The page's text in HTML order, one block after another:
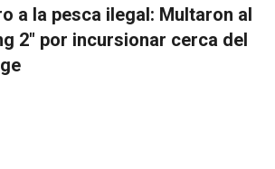
a la pesca ilegal: Multaron al
2" por incursionar cerca del